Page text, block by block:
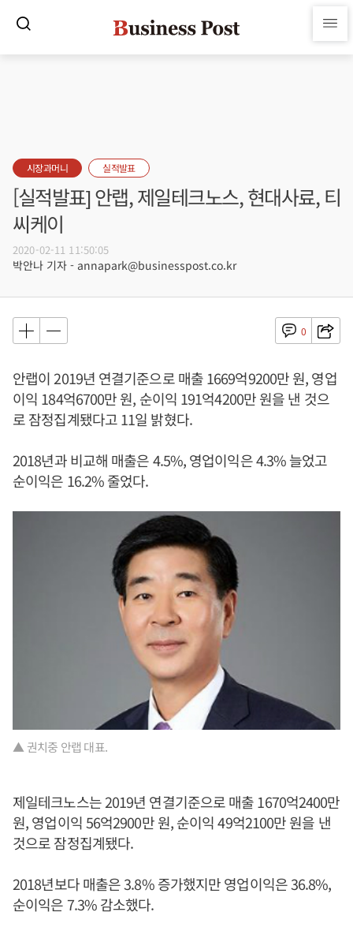
시장과머니 실적발표
[실적발표] 안랩, 제일테크노스, 현대사료, 티
씨케이
2020-02-11 11:50:05
박안나 기자 - annapark@businesspost.co.kr
0
안랩이 2019년 연결기준으로 매출 1669억9200만 원, 영업
이익 184억6700만 원, 순이익 191억4200만 원을 낸 것으
로 잠정집계됐다고 11일 밝혔다.
2018년과 비교해 매출은 4.5%, 영업이익은 4.3% 늘었고
순이익은 16.2% 줄었다.
▲ 권치중 안랩 대표.
제일테크노스는 2019년 연결기준으로 매출 1670억2400만
원, 영업이익 56억2900만 원, 순이익 49억2100만 원을 낸
것으로 잠정집계됐다.
2018년보다 매출은 3.8% 증가했지만 영업이익은 36.8%,
순이익은 7.3% 감소했다.